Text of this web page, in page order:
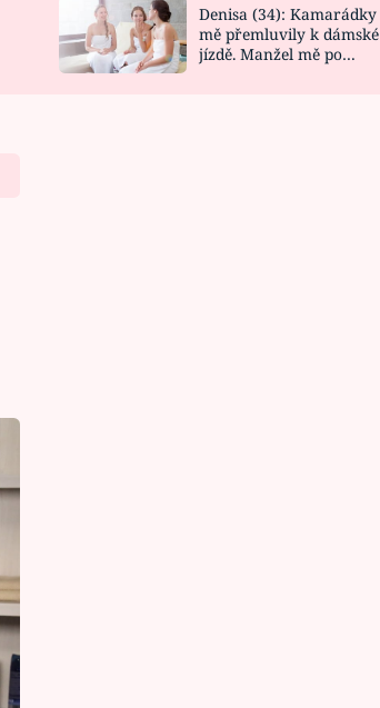
DESIGN
Denisa (34): Kamarádky
mě přemluvily k dámské
jízdě. Manžel mě po